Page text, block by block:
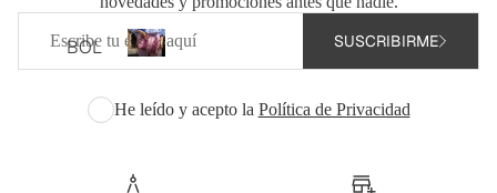
S
TOTA
L
LOO
BOL
SOS
PER
SON
Bolsos
personalizados
B
l
electrónico
SUSCRIBIRME
He leído y acepto la Política de Privacidad